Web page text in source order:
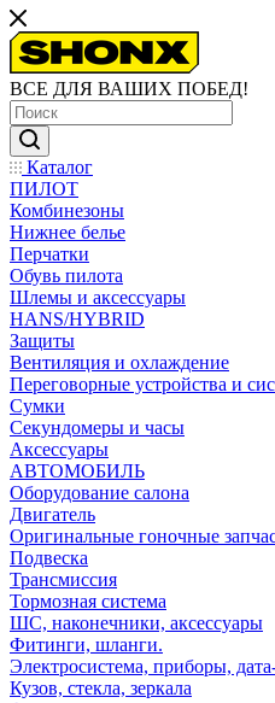
ВСЕ ДЛЯ ВАШИХ ПОБЕД!
Каталог
ПИЛОТ
Комбинезоны
Нижнее белье
Перчатки
Обувь пилота
Шлемы и аксессуары
HANS/HYBRID
Защиты
Вентиляция и охлаждение
Переговорные устройства и
Сумки
Секундомеры и часы
Аксессуары
АВТОМОБИЛЬ
Оборудование салона
Двигатель
Оригинальные гоночные
Подвеска
Трансмиссия
Тормозная система
ШС, наконечники, аксессуары
Фитинги, шланги.
Электросистема, приборы,
Кузов, стекла, зеркала